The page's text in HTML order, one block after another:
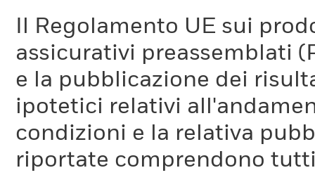
Il Regolamento UE sui
assicurativi preassemblati
e la pubblicazione dei
ipotetici relativi
condizioni e la relativa
riportate comprendono